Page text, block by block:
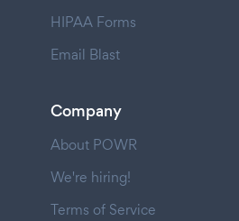
HIPAA Forms
Email Blast
Company
About POWR
We're hiring!
Terms of Service